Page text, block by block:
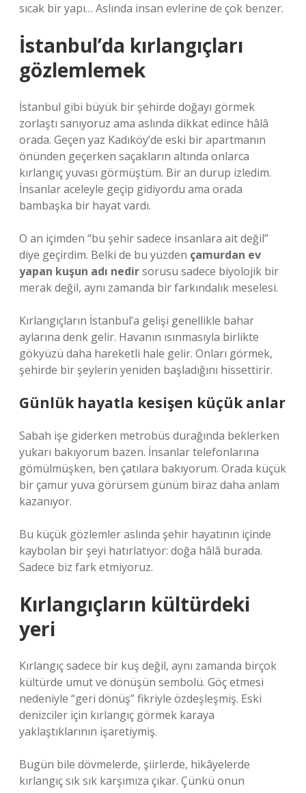
sıcak bir yapı… Aslında insan evlerine de çok benzer.
İstanbul’da kırlangıçları
gözlemlemek
İstanbul gibi büyük bir şehirde doğayı görmek
zorlaştı sanıyoruz ama aslında dikkat edince hâlâ
orada. Geçen yaz Kadıköy’de eski bir apartmanın
önünden geçerken saçakların altında onlarca
kırlangıç yuvası görmüştüm. Bir an durup izledim.
İnsanlar aceleyle geçip gidiyordu ama orada
bambaşka bir hayat vardı.
O an içimden “bu şehir sadece insanlara ait değil”
diye geçirdim. Belki de bu yüzden çamurdan ev
yapan kuşun adı nedirsorusu sadece biyolojik bir
merak değil, aynı zamanda bir farkındalık meselesi.
Kırlangıçların İstanbul’a gelişi genellikle bahar
aylarına denk gelir. Havanın ısınmasıyla birlikte
gökyüzü daha hareketli hale gelir. Onları görmek,
şehirde bir şeylerin yeniden başladığını hissettirir.
Günlük hayatla kesişen küçük anlar
Sabah işe giderken metrobüs durağında beklerken
yukarı bakıyorum bazen. İnsanlar telefonlarına
gömülmüşken, ben çatılara bakıyorum. Orada küçük
bir çamur yuva görürsem günüm biraz daha anlam
kazanıyor.
Bu küçük gözlemler aslında şehir hayatının içinde
kaybolan bir şeyi hatırlatıyor: doğa hâlâ burada.
Sadece biz fark etmiyoruz.
Kırlangıçların kültürdeki
yeri
Kırlangıç sadece bir kuş değil, aynı zamanda birçok
kültürde umut ve dönüşün sembolü. Göç etmesi
nedeniyle “geri dönüş” fikriyle özdeşleşmiş. Eski
denizciler için kırlangıç görmek karaya
yaklaştıklarının işaretiymiş.
Bugün bile dövmelerde, şiirlerde, hikâyelerde
kırlangıç sık sık karşımıza çıkar. Çünkü onun